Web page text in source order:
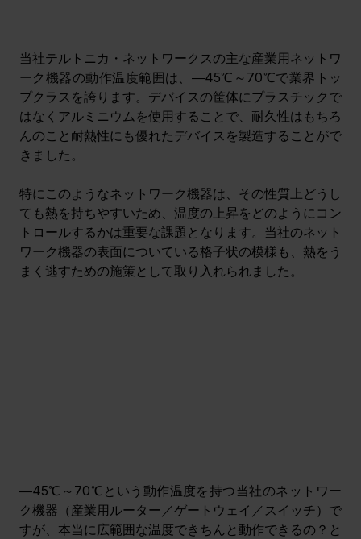
当社テルトニカ・ネットワークスの主な産業用ネットワ
ーク機器の動作温度範囲は、―45℃～70℃で業界トッ
プクラスを誇ります。デバイスの筐体にプラスチックで
はなくアルミニウムを使用することで、耐久性はもちろ
んのこと耐熱性にも優れたデバイスを製造することがで
きました。
特にこのようなネットワーク機器は、その性質上どうし
ても熱を持ちやすいため、温度の上昇をどのようにコン
トロールするかは重要な課題となります。当社のネット
ワーク機器の表面についている格子状の模様も、熱をう
まく逃すための施策として取り入れられました。
―45℃～70℃という動作温度を持つ当社のネットワー
ク機器（産業用ルーター／ゲートウェイ／スイッチ）で
すが、本当に広範囲な温度できちんと動作できるの？と